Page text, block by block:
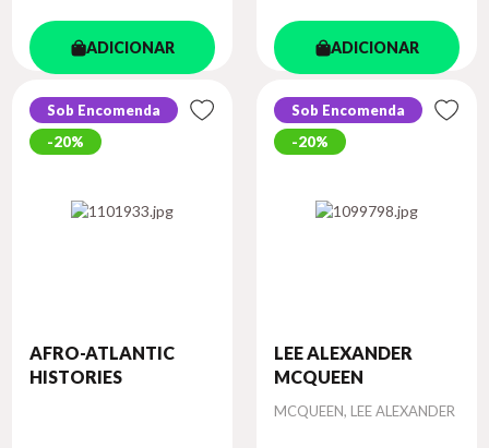
ADICIONAR ADICIONAR
Sob Encomenda
20%
AFRO-ATLANTIC
HISTORIES
Sob Encomenda
20%
LEE ALEXANDER
MCQUEEN
Autor
MCQUEEN, LEE ALEXANDER